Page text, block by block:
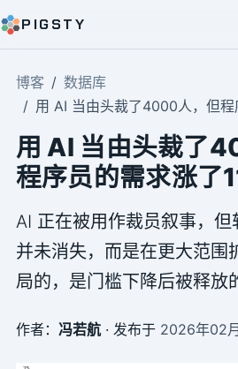
PIGSTY
博客
数据库
用 AI 当由头裁了4000人，但程
用 AI 当由头裁了
程序员的需求涨了
AI 正在被用作裁员叙事，
并未消失，而是在更大范围
局的，是门槛下降后被释放
作者： 冯若航· 发布于 2026年02